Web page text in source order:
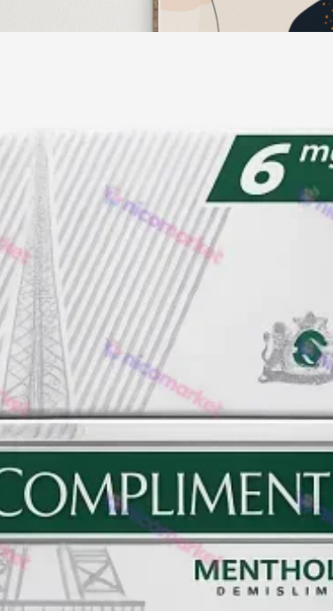
DESERT
Прилуки
Winston
BOND
RICHMOND
Parliament
Lucky Strike
Прима
Rothmans
Camel
Monte Carlo
Sobranie
Ritm
BL
L&M